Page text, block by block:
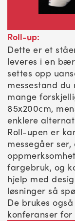
Roll-up:
Dette er et
leveres i en
settes opp
messestand
mange
85x200cm,
enklere
Roll-upen er
messegåer
fargebruk, og
hjelp med
løsninger så
De brukes
konferanser